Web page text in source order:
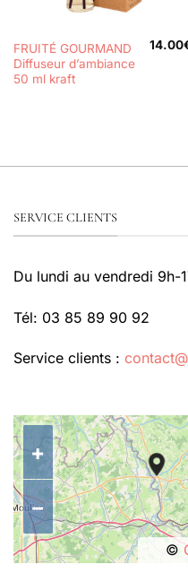
FRUITÉ GOURMAND
Diffuseur d’ambiance
50 ml kraft
14.00
SERVICE CLIENTS
Du lundi au vendredi 9h-
Tél: 03 85 89 90 92
Service clients :
+
−
©